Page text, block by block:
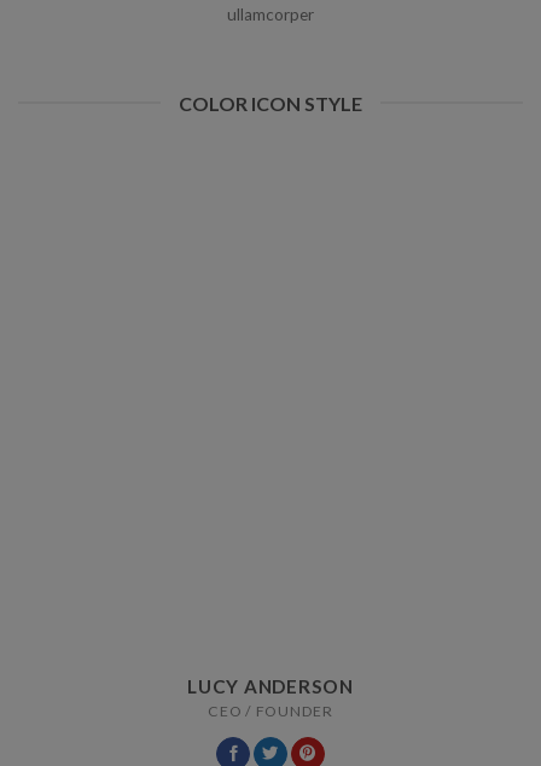
ullamcorper
COLOR ICON STYLE
LUCY ANDERSON
CEO / FOUNDER